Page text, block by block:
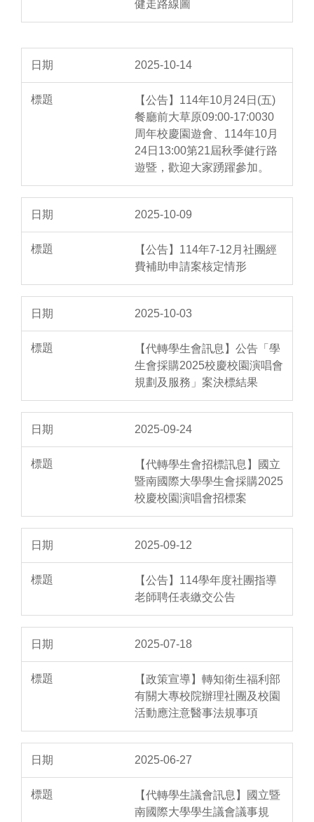
健走路線圖
2025-10-14
【公告】114年10月24日(五)
餐廳前大草原09:00-17:0030
周年校慶園遊會、114年10月
24日13:00第21屆秋季健行路
遊暨，歡迎大家踴躍參加。
2025-10-09
【公告】114年7-12月社團經
費補助申請案核定情形
2025-10-03
【代轉學生會訊息】公告「學
生會採購2025校慶校園演唱會
規劃及服務」案決標結果
2025-09-24
【代轉學生會招標訊息】國立
暨南國際大學學生會採購2025
校慶校園演唱會招標案
2025-09-12
【公告】114學年度社團指導
老師聘任表繳交公告
2025-07-18
【政策宣導】轉知衛生福利部
有關大專校院辦理社團及校園
活動應注意醫事法規事項
2025-06-27
【代轉學生議會訊息】國立暨
南國際大學學生議會議事規